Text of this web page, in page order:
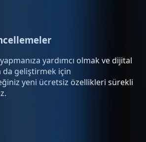
yardımcı olmak ve dijital
da geliştirmek için
yeni ücretsiz özellikleri sürekli